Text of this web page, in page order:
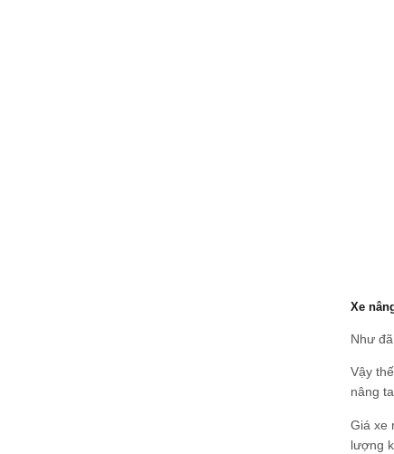
Xe
Như
Vậy
nâng
Giá xe
lượng